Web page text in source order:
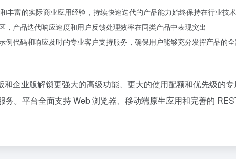
丰富的实际商业应用经验，持续快速迭代的产品能力始终保持在行业技
，产品迭代响应速度和用户反馈处理效率在同类产品中表现突出
例代码和响应及时的专业客户支持服务，确保用户能够充分发挥产品的
企业版解锁更强大的高级功能、更大的使用配额和优先级的
。平台全面支持 Web 浏览器、移动端原生应用和完善的